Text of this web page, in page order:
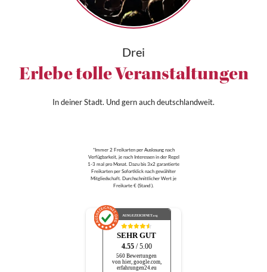
Drei
Erlebe tolle Veranstaltungen
In deiner Stadt. Und gern auch deutschlandweit.
*Immer 2 Freikarten per Auslosung nach
Verfügbarkeit, je nach Interessen in der Regel
1-3 mal pro Monat. Dazu bis 3x2 garantierte
Freikarten per Sofortklick nach gewählter
Mitgliedschaft. Durchschnittlicher Wert je
Freikarte € (Stand ).
AUSGEZEICHNET.org
SEHR GUT
4.55 / 5.00
560 Bewertungen
von hier, google.com,
erfahrungen24.eu